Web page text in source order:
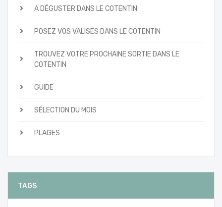
A DÉGUSTER DANS LE COTENTIN
POSEZ VOS VALISES DANS LE COTENTIN
TROUVEZ VOTRE PROCHAINE SORTIE DANS LE
COTENTIN
GUIDE
SÉLECTION DU MOIS
PLAGES
TAGS